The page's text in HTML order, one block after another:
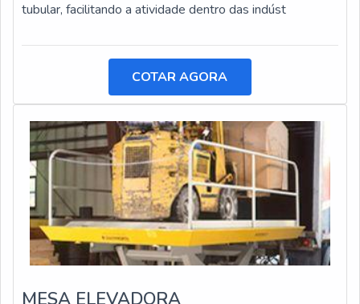
tubular, facilitando a atividade dentro das indúst
COTAR AGORA
MESA ELEVADORA